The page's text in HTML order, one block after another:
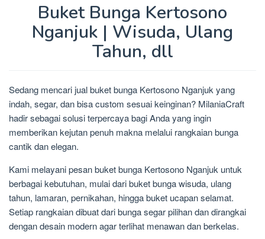
Buket Bunga Kertosono
Nganjuk | Wisuda, Ulang
Tahun, dll
on
October
2025
Sedang mencari jual buket bunga Kertosono Nganjuk yang
indah, segar, dan bisa custom sesuai keinginan? MilaniaCraft
hadir sebagai solusi terpercaya bagi Anda yang ingin
memberikan kejutan penuh makna melalui rangkaian bunga
cantik dan elegan.
Kami melayani pesan buket bunga Kertosono Nganjuk untuk
berbagai kebutuhan, mulai dari buket bunga wisuda, ulang
tahun, lamaran, pernikahan, hingga buket ucapan selamat.
Setiap rangkaian dibuat dari bunga segar pilihan dan dirangkai
dengan desain modern agar terlihat menawan dan berkelas.